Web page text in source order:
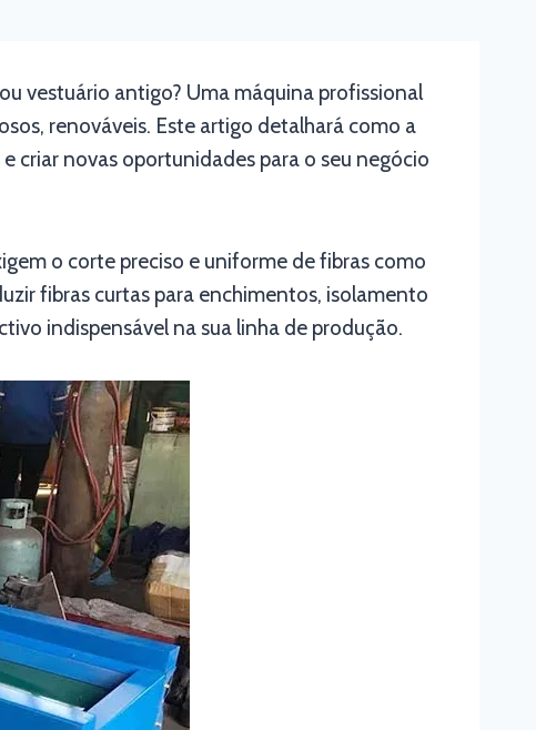
vestuário antigo? Uma máquina profissional
renováveis. Este artigo detalhará como a
criar novas oportunidades para o seu negócio
o corte preciso e uniforme de fibras como
fibras curtas para enchimentos, isolamento
indispensável na sua linha de produção.